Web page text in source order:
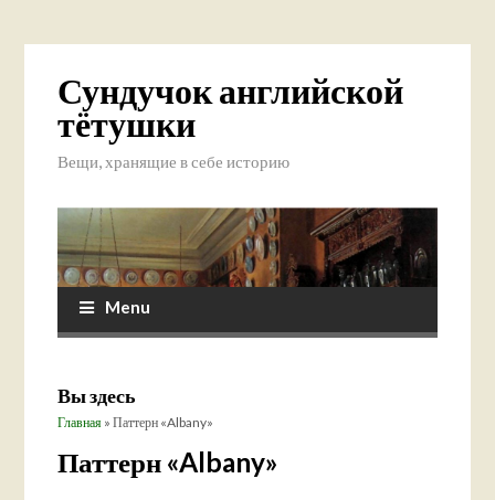
Сундучок английской
тётушки
Вещи, хранящие в себе историю
Menu
Вы здесь
Главная » Паттерн «Albany»
Паттерн «Albany»